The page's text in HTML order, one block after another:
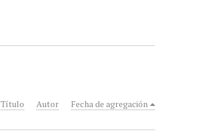
Título Autor Fecha de agregación